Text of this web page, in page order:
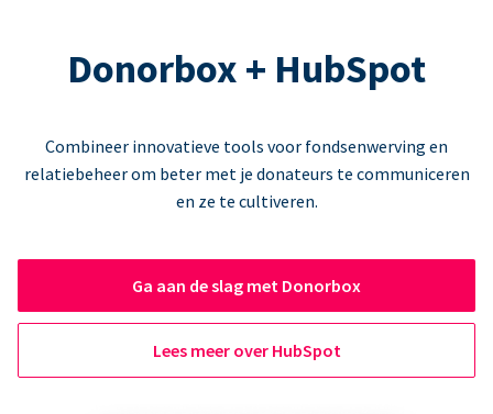
Donorbox + HubSpot
Combineer innovatieve tools voor fondsenwerving en
relatiebeheer om beter met je donateurs te communiceren
en ze te cultiveren.
Ga aan de slag met Donorbox
Lees meer over HubSpot